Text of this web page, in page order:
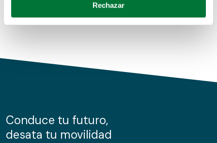
Obtenga más información sobre cómo se procesan sus
de cookies.
información sobre el uso que haga del sitio web con
nuestros partners de redes sociales, publicidad y análisis
Rechazar
Conduce tu futuro,
desata tu movilidad